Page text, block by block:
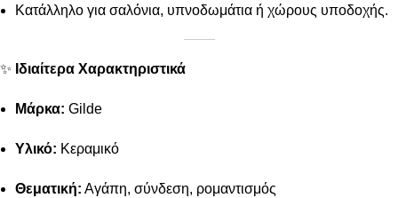
Κατάλληλο για σαλόνια, υπνοδωμάτια ή χώρους υποδοχής.
✨ Ιδιαίτερα Χαρακτηριστικά
Μάρκα: Gilde
Υλικό: Κεραμικό
Θεματική: Αγάπη, σύνδεση, ρομαντισμός